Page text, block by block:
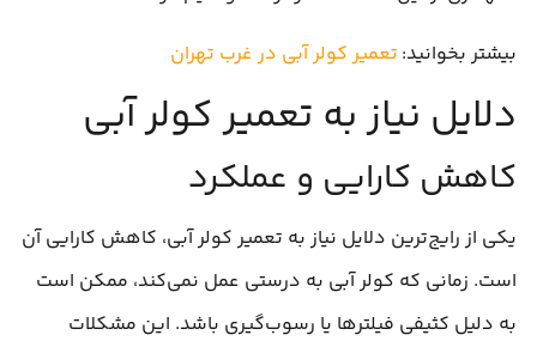
بیشتر بخوانید: تعمیر کولر آبی در غرب تهران
دلایل نیاز به تعمیر کولر آبی
کاهش کارایی و عملکرد
یکی از رایج‌ترین دلایل نیاز به تعمیر کولر آبی، کاهش کارایی آن
است. زمانی که کولر آبی به درستی عمل نمی‌کند، ممکن است
به دلیل کثیفی فیلترها یا رسوب‌گیری باشد. این مشکلات